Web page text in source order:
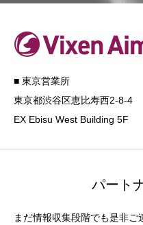
■ 東京営業所
東京都渋谷区恵比寿西2-8-4
EX Ebisu West Building 5F
パート
まだ情報収集段階でも是非